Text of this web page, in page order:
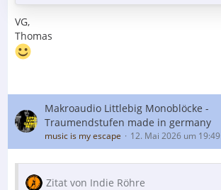
VG,
Thomas
Makroaudio Littlebig Monoblöcke -
Traumendstufen made in germany
music is my escape 12. Mai 2026 um 19:49
Zitat von Indie Röhre